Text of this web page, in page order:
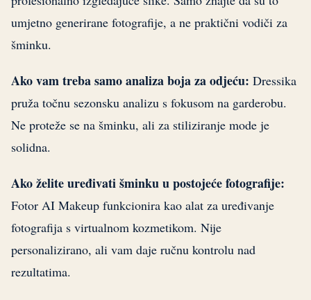
umjetno generirane fotografije, a ne praktični vodiči za
šminku.
Ako vam treba samo analiza boja za odjeću: Dressika
pruža točnu sezonsku analizu s fokusom na garderobu.
Ne proteže se na šminku, ali za stiliziranje mode je
solidna.
Ako želite uređivati šminku u postojeće fotografije:
Fotor AI Makeup funkcionira kao alat za uređivanje
fotografija s virtualnom kozmetikom. Nije
personalizirano, ali vam daje ručnu kontrolu nad
rezultatima.